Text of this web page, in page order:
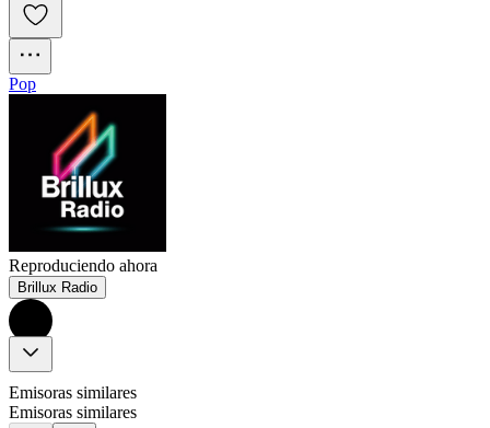
Pop
Reproduciendo ahora
Brillux Radio
Emisoras similares
Emisoras similares